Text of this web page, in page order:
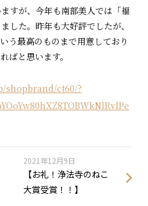
すが、今年も南部美人では「福
した。昨年も大好評でしたが、
う最高のものまで用意しており
ばと思います。
ct60/?
2021年12月9日
【お礼！浄法寺のねこ
大賞受賞！！】